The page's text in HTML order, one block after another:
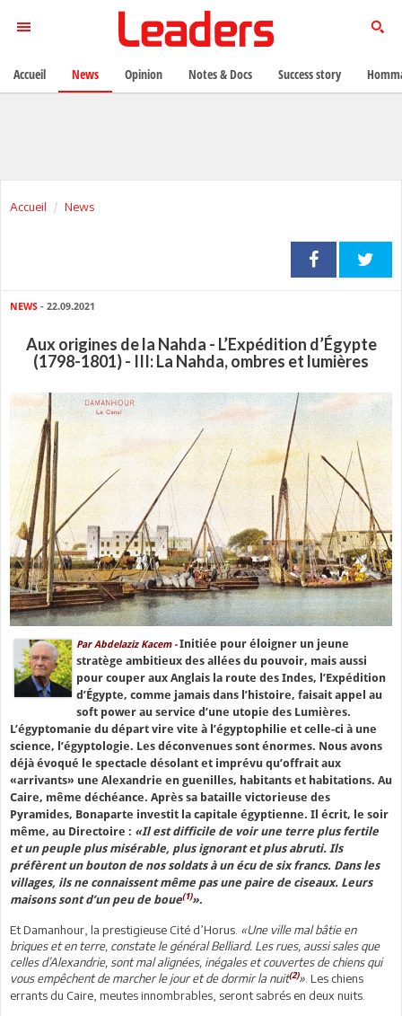
Accueil News
NEWS - 22.09.2021
Aux origines de la Nahda - L’Expédition d’Égypte
(1798-1801) - III: La Nahda, ombres et lumières
Par Abdelaziz Kacem -Initiée pour éloigner un jeune
stratège ambitieux des allées du pouvoir, mais aussi
pour couper aux Anglais la route des Indes, l’Expédition
d’Égypte, comme jamais dans l’histoire, faisait appel au
soft power au service d’une utopie des Lumières.
L’égyptomanie du départ vire vite à l’égyptophilie et celle-ci à une
science, l’égyptologie. Les déconvenues sont énormes. Nous avons
déjà évoqué le spectacle désolant et imprévu qu’offrait aux
«arrivants» une Alexandrie en guenilles, habitants et habitations. Au
Caire, même déchéance. Après sa bataille victorieuse des
Pyramides, Bonaparte investit la capitale égyptienne. Il écrit, le soir
même, au Directoire : «Il est difficile de voir une terre plus fertile
et un peuple plus misérable, plus ignorant et plus abruti. Ils
préfèrent un bouton de nos soldats à un écu de six francs. Dans les
villages, ils ne connaissent même pas une paire de ciseaux. Leurs
maisons sont d’un peu de boue(1)».
Et Damanhour, la prestigieuse Cité d’Horus. «Une ville mal bâtie en
briques et en terre, constate le général Belliard. Les rues, aussi sales que
celles d’Alexandrie, sont mal alignées, inégales et couvertes de chiens qui
vous empêchent de marcher le jour et de dormir la nuit(2)» . Les chiens
errants du Caire, meutes innombrables, seront sabrés en deux nuits.
Accueil News Opinion Notes & Docs Success story